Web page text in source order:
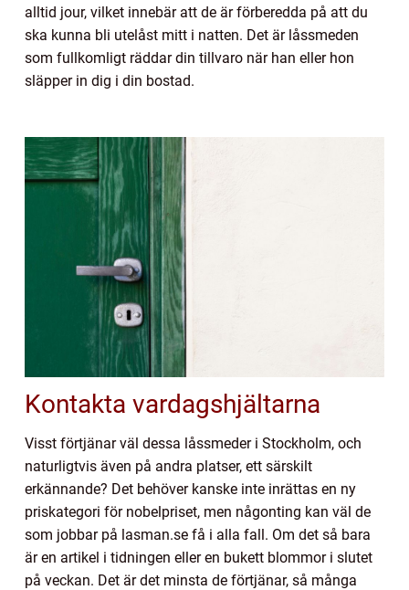
alltid jour, vilket innebär att de är förberedda på att du
ska kunna bli utelåst mitt i natten. Det är låssmeden
som fullkomligt räddar din tillvaro när han eller hon
släpper in dig i din bostad.
Kontakta vardagshjältarna
Visst förtjänar väl dessa låssmeder i Stockholm, och
naturligtvis även på andra platser, ett särskilt
erkännande? Det behöver kanske inte inrättas en ny
priskategori för nobelpriset, men någonting kan väl de
som jobbar på lasman.se få i alla fall. Om det så bara
är en artikel i tidningen eller en bukett blommor i slutet
på veckan. Det är det minsta de förtjänar, så många